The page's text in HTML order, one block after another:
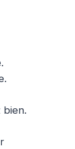
bien.